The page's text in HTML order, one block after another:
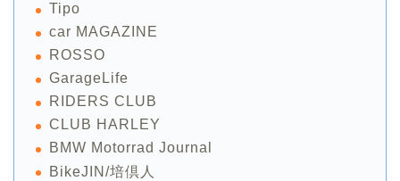
Tipo
car MAGAZINE
ROSSO
GarageLife
RIDERS CLUB
CLUB HARLEY
BMW Motorrad Journal
BikeJIN/培倶人